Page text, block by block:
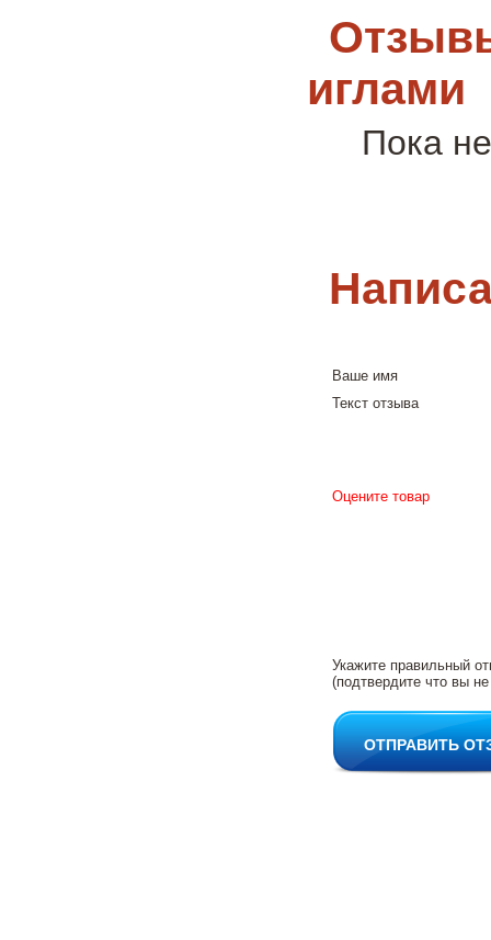
иглами
Пока
Ваше имя
Текст отзыва
Оцените товар
Укажите правильный
(подтвердите что вы
ОТПРАВИТЬ